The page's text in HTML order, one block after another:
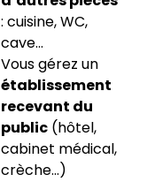
: cuisine, WC,
cave…
Vous gérez un
établissement
recevant du
public (hôtel,
cabinet médical,
crèche…)